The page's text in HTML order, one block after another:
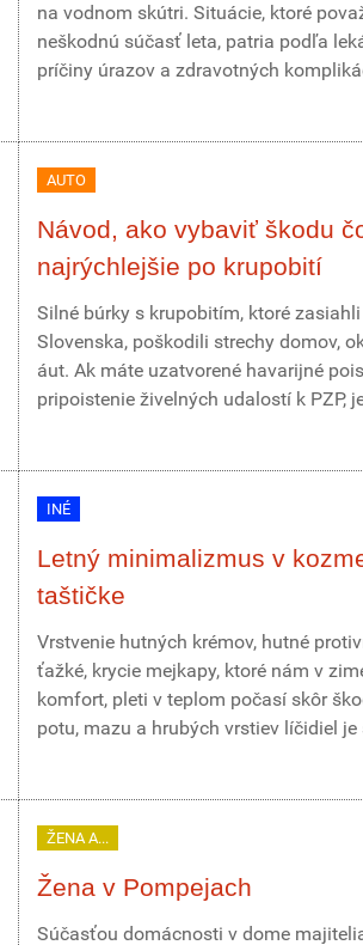
na vodnom skútri. Situácie, ktoré
neškodnú súčasť leta, patria podľa
príčiny úrazov a zdravotných
AUTO
Návod, ako vybaviť škodu
najrýchlejšie po krupobití
Silné búrky s krupobitím, ktoré
Slovenska, poškodili strechy domov,
áut. Ak máte uzatvorené havarijné
pripoistenie živelných udalostí k PZP,
INÉ
Letný minimalizmus v
taštičke
Vrstvenie hutných krémov, hutné
ťažké, krycie mejkapy, ktoré nám v
komfort, pleti v teplom počasí skôr
potu, mazu a hrubých vrstiev líčidiel je
ŽENA A...
Žena v Pompejach
Súčasťou domácnosti v dome